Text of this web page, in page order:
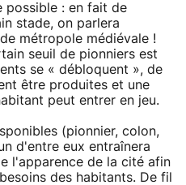
possible : en fait de
stade, on parlera
métropole médiévale !
seuil de pionniers est
se « débloquent », de
être produites et une
peut entrer en jeu.
(pionnier, colon,
d'entre eux entraînera
l'apparence de la cité afin
des habitants. De fil